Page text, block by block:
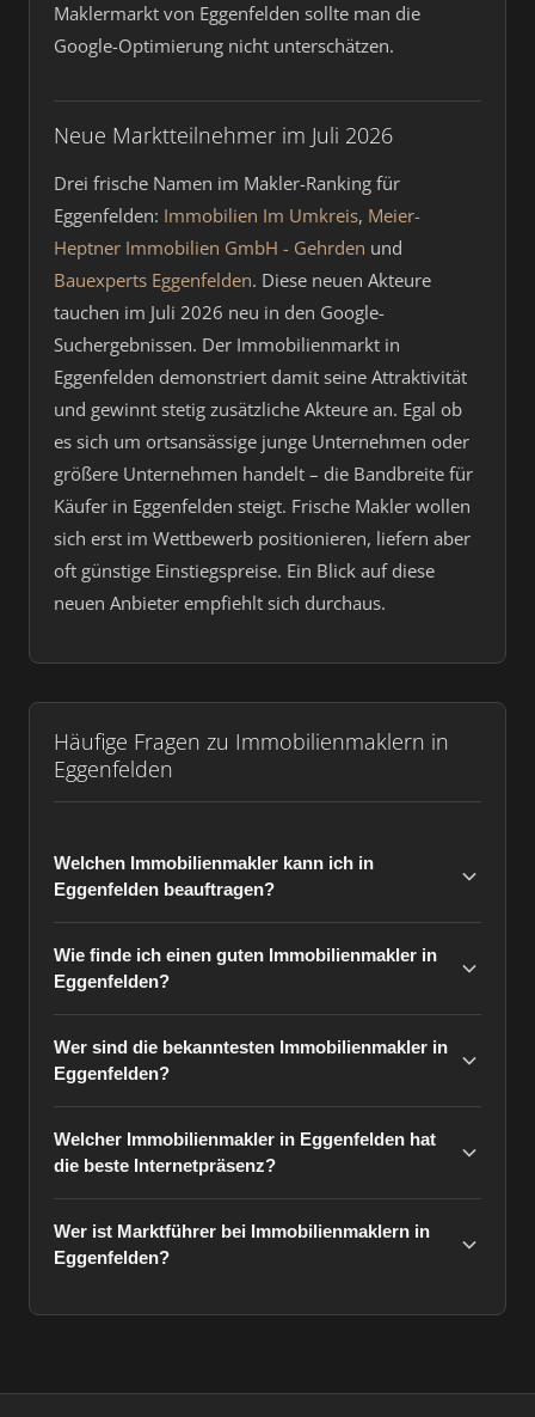
Maklermarkt von Eggenfelden sollte man die
Google-Optimierung nicht unterschätzen.
Neue Marktteilnehmer im Juli 2026
Drei frische Namen im Makler-Ranking für
Eggenfelden: Immobilien Im Umkreis, Meier-
Heptner Immobilien GmbH - Gehrden und
Bauexperts Eggenfelden. Diese neuen Akteure
tauchen im Juli 2026 neu in den Google-
Suchergebnissen. Der Immobilienmarkt in
Eggenfelden demonstriert damit seine Attraktivität
und gewinnt stetig zusätzliche Akteure an. Egal ob
es sich um ortsansässige junge Unternehmen oder
größere Unternehmen handelt – die Bandbreite für
Käufer in Eggenfelden steigt. Frische Makler wollen
sich erst im Wettbewerb positionieren, liefern aber
oft günstige Einstiegspreise. Ein Blick auf diese
neuen Anbieter empfiehlt sich durchaus.
Häufige Fragen zu Immobilienmaklern in
Eggenfelden
Welchen Immobilienmakler kann ich in
Eggenfelden beauftragen?
Wie finde ich einen guten Immobilienmakler in
Eggenfelden?
Wer sind die bekanntesten Immobilienmakler in
Eggenfelden?
Welcher Immobilienmakler in Eggenfelden hat
die beste Internetpräsenz?
Wer ist Marktführer bei Immobilienmaklern in
Eggenfelden?